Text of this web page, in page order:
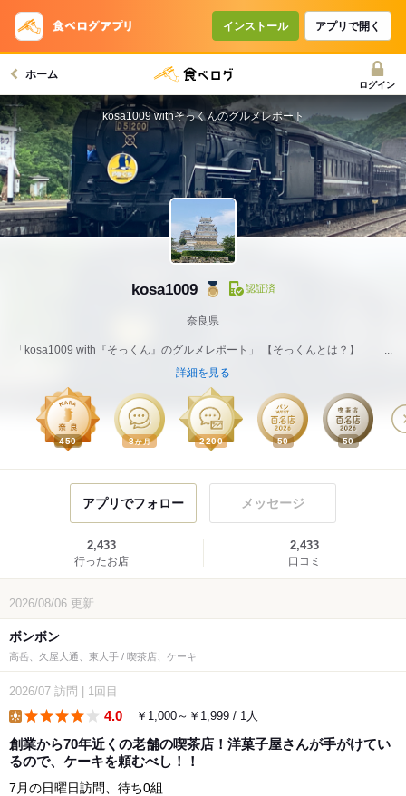
インストール アプリで開く
ホーム
ログイン
kosa1009 認証済
奈良県
「kosa1009 with『そっくん』のグルメレポート」 【そっくんとは？】 ...
詳細を見る
450 8か月 2200 50 50
kosa1009 withそっくんのグルメレポート
アプリでフォロー メッセージ
2,433
行ったお店
2,433
口コミ
2026/08/06 更新
ボンボン
高岳、久屋大通、東大手 / 喫茶店、ケーキ
2026/07 訪問 1回目
4.0 ￥1,000～￥1,999 / 1人
創業から70年近くの老舗の喫茶店！洋菓子屋さんが手がけてい
るので、ケーキを頼むべし！！
7月の日曜日訪問、待ち0組